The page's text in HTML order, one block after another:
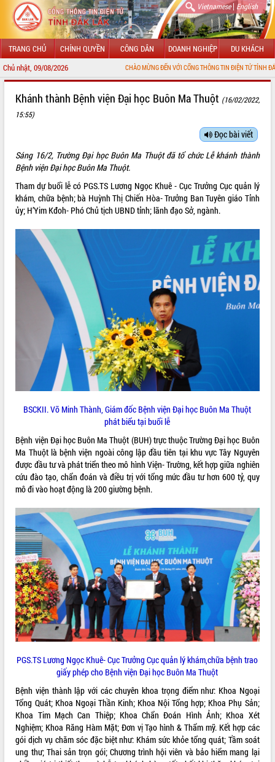
Vietnamese| English
TRANG CHỦ CHÍNH QUYỀN CÔNG DÂN DOANH NGHIỆP DU KHÁCH
Chủ nhật, 09/08/2026CHÀO MỪNG ĐẾN VỚI CỔNG THÔNG TIN ĐIỆN TỬ TỈNH ĐẮK LẮK
LÃNH ĐẠO UBND TỈNH
SỞ, BAN, NGÀNH
UBND CÁC XÃ, PHƯỜNG
THÔNG TIN CHỈ ĐẠO ĐIỀU HÀNH
HỆ THỐNG VĂN BẢN
VĂN BẢN HĐND TỈNH
ĐIỂM TIN VĂN BẢN
QUY HOẠCH - KẾ HOẠCH
VIDEO
Trailer Lễ hội Sầu riêng Đắk Lắk năm
2026
Khám bệnh, cấp phát thuốc miễn phí
và tặng quà người dân xã Cư Pui
Hội nghị UBND tỉnh Đắk Lắk thường kỳ
tháng 7/2026
Khánh thành Bệnh viện Đại học Buôn Ma Thuột (16/02/2022,
15:55)
Đọc bài viết
Sáng 16/2, Trường Đại học Buôn Ma Thuột đã tổ chức Lễ khánh thành
Bệnh viện Đại học Buôn Ma Thuột.
Tham dự buổi lễ có PGS.TS Lương Ngọc Khuê - Cục Trưởng Cục quản lý
khám, chữa bệnh; bà Huỳnh Thị Chiến Hòa- Trưởng Ban Tuyên giáo Tỉnh
ủy; H’Yim Kđoh- Phó Chủ tịch UBND tỉnh; lãnh đạo Sở, ngành.
BSCKII. Võ Minh Thành, Giám đốc Bệnh viện Đại học Buôn Ma Thuột
phát biểu tại buổi lễ
Bệnh viện Đại học Buôn Ma Thuột (BUH) trực thuộc Trường Đại học Buôn
Ma Thuột là bệnh viện ngoài công lập đầu tiên tại khu vực Tây Nguyên
được đầu tư và phát triển theo mô hình Viện- Trường, kết hợp giữa nghiên
cứu đào tạo, chẩn đoán và điều trị với tổng mức đầu tư hơn 600 tỷ, quy
mô đi vào hoạt động là 200 giường bệnh.
PGS.TS Lương Ngọc Khuê- Cục Trưởng Cục quản lý khám,chữa bệnh trao
giấy phép cho Bệnh viện Đại học Buôn Ma Thuột
Bệnh viện thành lập với các chuyên khoa trọng điểm như: Khoa Ngoại
Tổng Quát; Khoa Ngoại Thần Kinh; Khoa Nội Tổng hợp; Khoa Phụ Sản;
Khoa Tim Mạch Can Thiệp; Khoa Chẩn Đoán Hình Ảnh; Khoa Xét
Nghiệm; Khoa Răng Hàm Mặt; Đơn vị Tạo hình & Thẩm mỹ. Kết hợp các
gói dịch vụ chăm sóc đặc biệt như: Khám sức khỏe tổng quát; Tầm soát
ung thư; Thai sản trọn gói; Chương trình hội viên và bảo hiểm mang lại